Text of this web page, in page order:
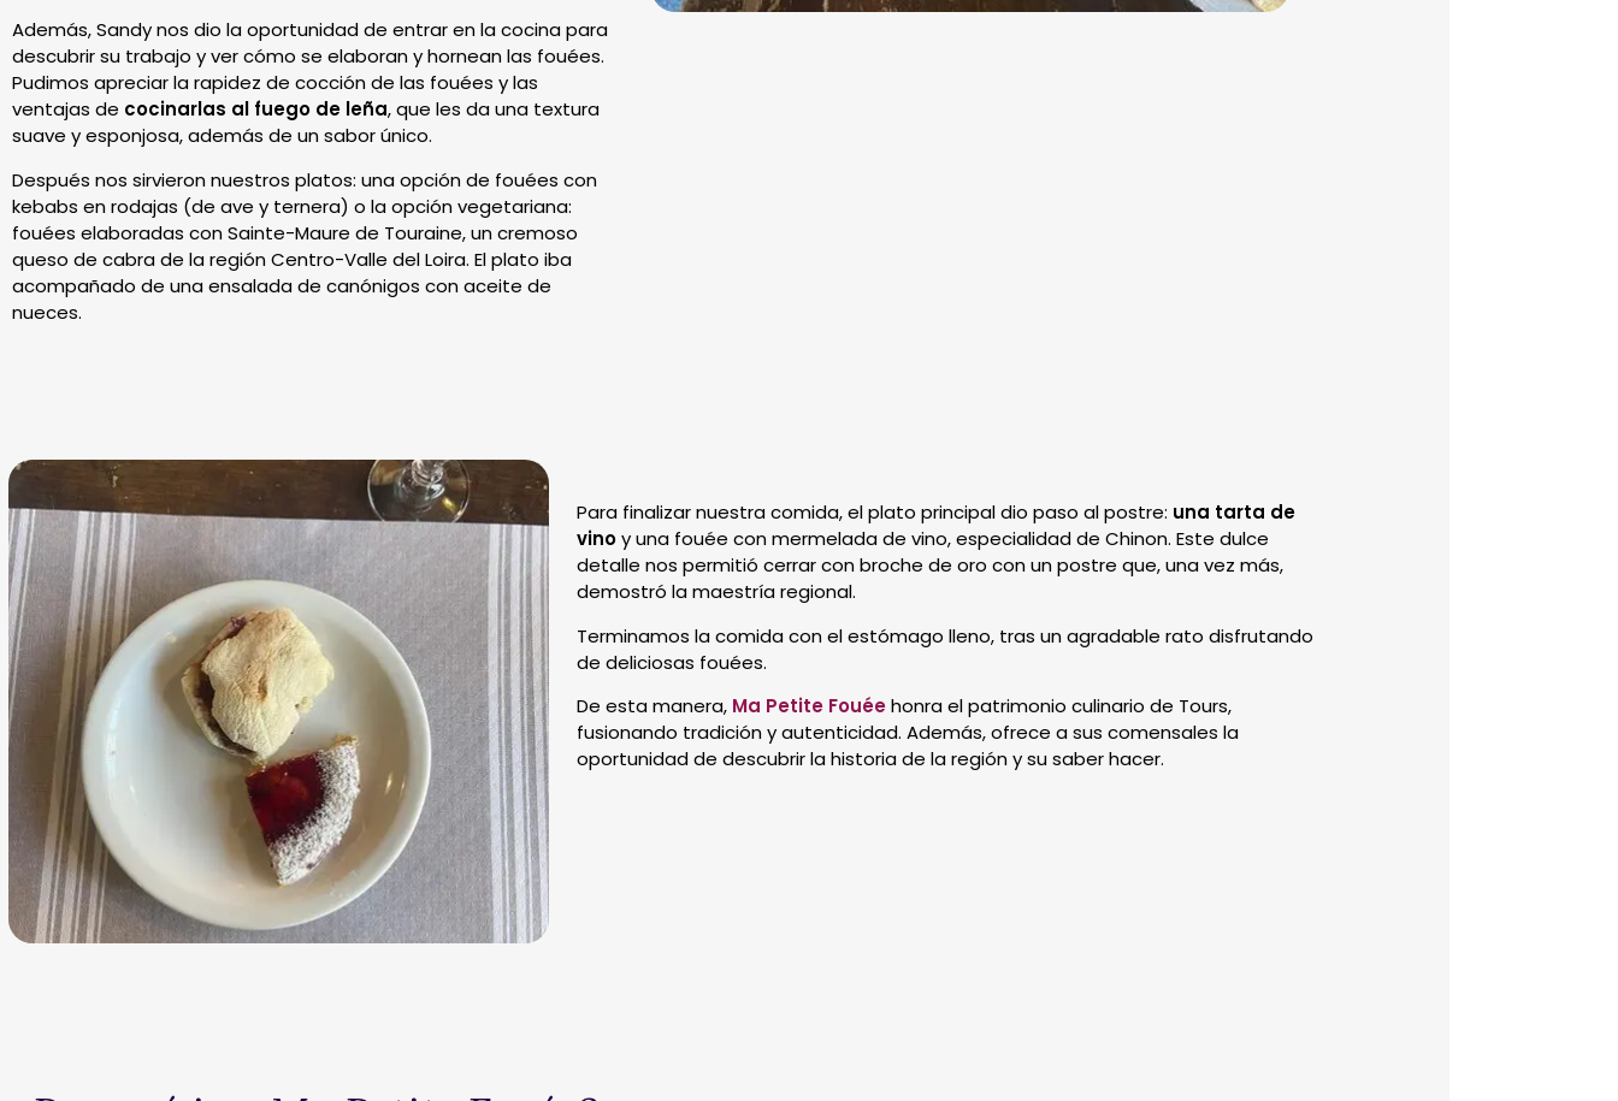
Además, Sandy nos dio la oportunidad de entrar en la cocina para
descubrir su trabajo y ver cómo se elaboran y hornean las fouées.
Pudimos apreciar la rapidez de cocción de las fouées y las
ventajas de cocinarlas al fuego de leña, que les da una textura
suave y esponjosa, además de un sabor único.
Después nos sirvieron nuestros platos: una opción de fouées con
kebabs en rodajas (de ave y ternera) o la opción vegetariana:
fouées elaboradas con Sainte-Maure de Touraine, un cremoso
queso de cabra de la región Centro-Valle del Loira. El plato iba
acompañado de una ensalada de canónigos con aceite de
nueces.
Para finalizar nuestra comida, el plato principal dio paso al postre: una tarta de
vinoy una fouée con mermelada de vino, especialidad de Chinon. Este dulce
detalle nos permitió cerrar con broche de oro con un postre que, una vez más,
demostró la maestría regional.
Terminamos la comida con el estómago lleno, tras un agradable rato disfrutando
de deliciosas fouées.
De esta manera, Ma Petite Fouéehonra el patrimonio culinario de Tours,
fusionando tradición y autenticidad. Además, ofrece a sus comensales la
oportunidad de descubrir la historia de la región y su saber hacer.